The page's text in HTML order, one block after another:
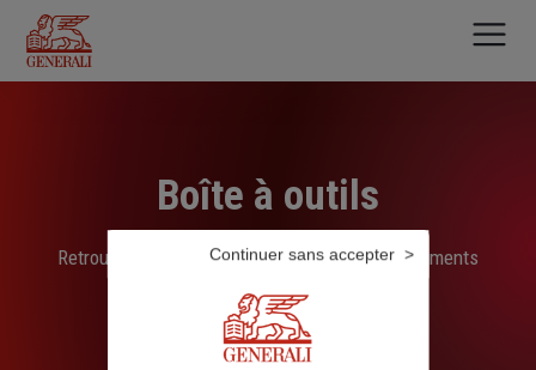
contenu
principal
Boîte à outils
Retrouvez ici les liens, N° de téléphone et documents
sélectionnés par nos soins
Continuer sans accepter